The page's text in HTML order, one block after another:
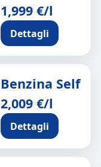
1,999 €/l
Dettagli
Benzina Self
2,009 €/l
Dettagli